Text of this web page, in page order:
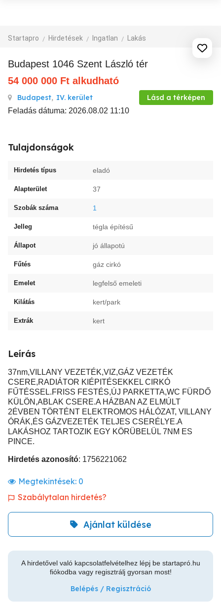
Startapro Hirdetések Ingatlan Lakás
Budapest 1046 Szent László tér
54 000 000 Ft alkudható
Budapest, IV. kerület Lásd a térképen
Feladás dátuma: 2026.08.02 11:10
Tulajdonságok
Hirdetés típus eladó
Alapterület 37
Szobák száma 1
Jelleg tégla építésű
Állapot jó állapotú
Fűtés gáz cirkó
Emelet legfelső emeleti
Kilátás kert/park
Extrák kert
Leírás
37nm,VILLANY VEZETÉK,VIZ,GÁZ VEZETÉK
CSERE,RADIÁTOR KIÉPITÉSEKKEL CIRKÓ
FŰTÉSSEL.FRISS FESTÉS,ÚJ PARKETTA,WC FÜRDŐ
KÜLÖN,ABLAK CSERE.A HÁZBAN AZ ELMÚLT
2ÉVBEN TÖRTÉNT ELEKTROMOS HÁLÓZAT, VILLANY
ÓRÁK,ÉS GÁZVEZETÉK TELJES CSERÉLYE.A
LAKÁSHOZ TARTOZIK EGY KÖRÜBELÜL 7NM ES
PINCE.
Hirdetés azonosító: 1756221062
Megtekintések: 0
Szabálytalan hirdetés?
Ajánlat küldése
A hirdetővel való kapcsolatfelvételhez lépj be startapró.hu
fiókodba vagy regisztrálj gyorsan most!
Belépés / Regisztráció